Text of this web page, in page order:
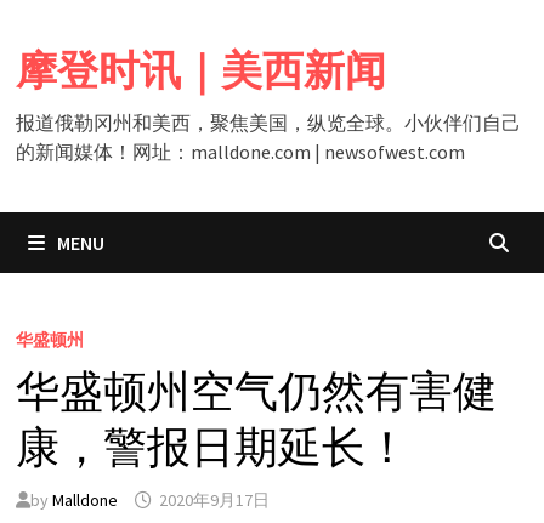
content
摩登时讯｜美西新闻
报道俄勒冈州和美西，聚焦美国，纵览全球。小伙伴们自己
的新闻媒体！网址：malldone.com | newsofwest.com
MENU
华盛顿州
华盛顿州空气仍然有害健
康，警报日期延长！
by Malldone 2020年9月17日